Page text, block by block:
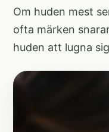
Om huden mest
ofta märken
huden att lugna